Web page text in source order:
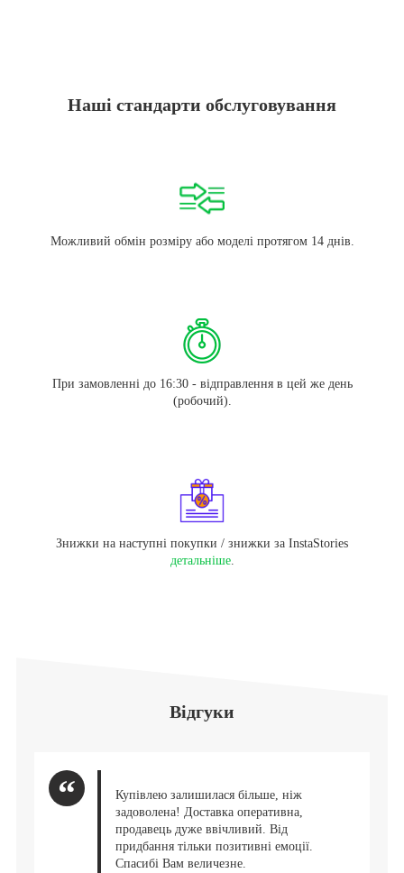
Наші стандарти обслуговування
Можливий обмін розміру або моделі протягом 14 днів.
При замовленні до 16:30 - відправлення в цей же день
(робочий).
Знижки на наступні покупки / знижки за InstaStories
детальніше.
Відгуки
Купівлею залишилася більше, ніж
задоволена! Доставка оперативна,
продавець дуже ввічливий. Від
придбання тільки позитивні емоції.
Спасибі Вам величезне.